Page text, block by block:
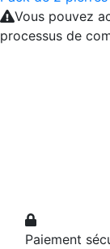
Vous pouvez
processus de
Paiement